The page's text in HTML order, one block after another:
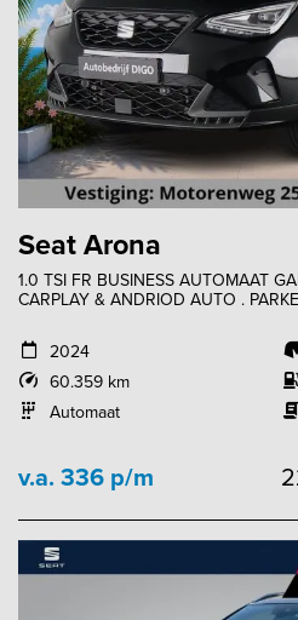
Seat Arona
1.0 TSI FR BUSINESS AUTOMAAT
CARPLAY & ANDRIOD AUTO .
2024
60.359 km
Automaat
v.a. 336 p/m